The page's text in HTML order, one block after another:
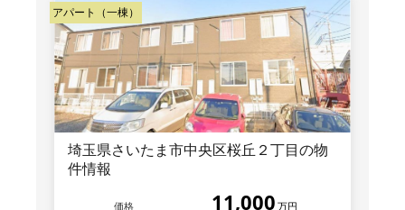
アパート（一棟）
埼玉県さいたま市中央区桜丘２丁目の物
件情報
価格 11,000 万円